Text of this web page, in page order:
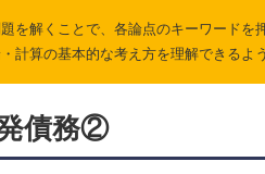
を解くことで、各論点のキーワードを
計算の基本的な考え方を理解できるよ
債務②